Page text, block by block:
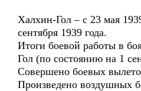
Халхин-Гол – с 23 мая
сентября 1939 года.
Итоги боевой работы в
Гол (по состоянию на 1
Совершено боевых
Произведено воздушных